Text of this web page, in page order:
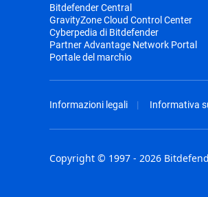
Bitdefender Central
GravityZone Cloud Control Center
Cyberpedia di Bitdefender
Partner Advantage Network Portal
Portale del marchio
Informazioni legali Informativa
Copyright © 1997 - 2026